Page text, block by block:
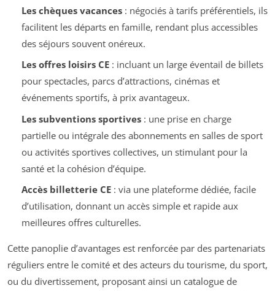
Les chèques vacances: négociés à tarifs préférentiels, ils
facilitent les départs en famille, rendant plus accessibles
des séjours souvent onéreux.
Les offres loisirs CE: incluant un large éventail de billets
pour spectacles, parcs d’attractions, cinémas et
événements sportifs, à prix avantageux.
Les subventions sportives: une prise en charge
partielle ou intégrale des abonnements en salles de sport
ou activités sportives collectives, un stimulant pour la
santé et la cohésion d’équipe.
Accès billetterie CE: via une plateforme dédiée, facile
d’utilisation, donnant un accès simple et rapide aux
meilleures offres culturelles.
Cette panoplie d’avantages est renforcée par des partenariats
réguliers entre le comité et des acteurs du tourisme, du sport,
ou du divertissement, proposant ainsi un catalogue de